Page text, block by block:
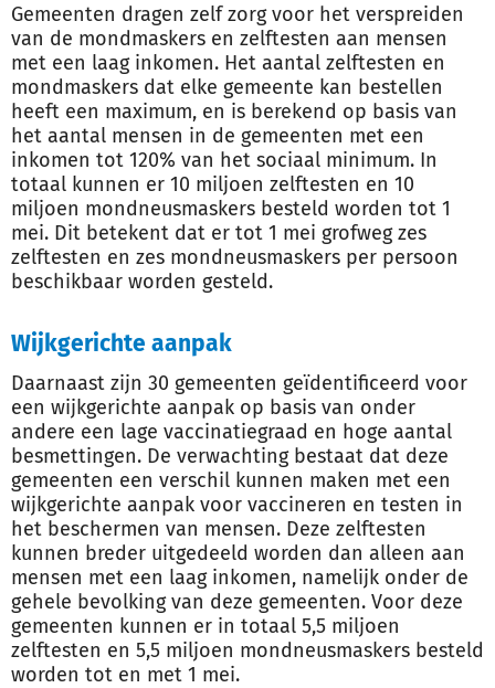
Gemeenten dragen zelf zorg voor het verspreiden
van de mondmaskers en zelftesten aan mensen
met een laag inkomen. Het aantal zelftesten en
mondmaskers dat elke gemeente kan bestellen
heeft een maximum, en is berekend op basis van
het aantal mensen in de gemeenten met een
inkomen tot 120% van het sociaal minimum. In
totaal kunnen er 10 miljoen zelftesten en 10
miljoen mondneusmaskers besteld worden tot 1
mei. Dit betekent dat er tot 1 mei grofweg zes
zelftesten en zes mondneusmaskers per persoon
beschikbaar worden gesteld.
Wijkgerichte aanpak
Daarnaast zijn 30 gemeenten geïdentificeerd voor
een wijkgerichte aanpak op basis van onder
andere een lage vaccinatiegraad en hoge aantal
besmettingen. De verwachting bestaat dat deze
gemeenten een verschil kunnen maken met een
wijkgerichte aanpak voor vaccineren en testen in
het beschermen van mensen. Deze zelftesten
kunnen breder uitgedeeld worden dan alleen aan
mensen met een laag inkomen, namelijk onder de
gehele bevolking van deze gemeenten. Voor deze
gemeenten kunnen er in totaal 5,5 miljoen
zelftesten en 5,5 miljoen mondneusmaskers besteld
worden tot en met 1 mei.